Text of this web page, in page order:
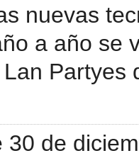
nuevas
a año se
Partyes
30 de